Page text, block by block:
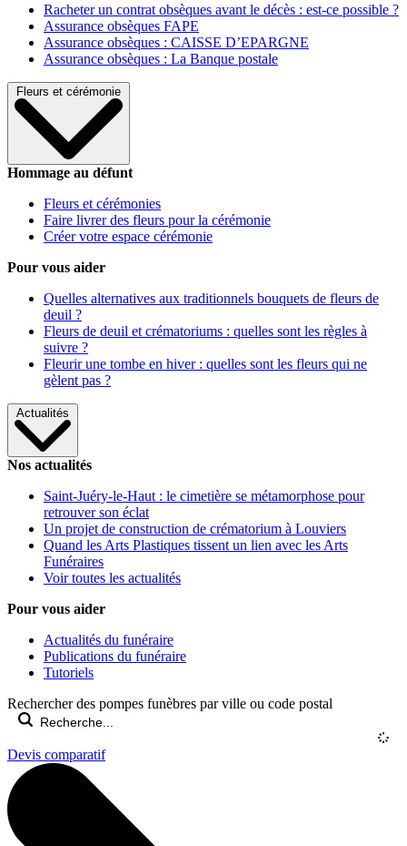
Racheter un contrat obsèques avant le décès : est-ce possible ?
Assurance obsèques FAPE
Assurance obsèques : CAISSE D’EPARGNE
Assurance obsèques : La Banque postale
Fleurs et cérémonie
Hommage au défunt
Fleurs et cérémonies
Faire livrer des fleurs pour la cérémonie
Créer votre espace cérémonie
Pour vous aider
Quelles alternatives aux traditionnels bouquets de fleurs de
deuil ?
Fleurs de deuil et crématoriums : quelles sont les règles à
suivre ?
Fleurir une tombe en hiver : quelles sont les fleurs qui ne
gèlent pas ?
Actualités
Nos actualités
Saint-Juéry-le-Haut : le cimetière se métamorphose pour
retrouver son éclat
Un projet de construction de crématorium à Louviers
Quand les Arts Plastiques tissent un lien avec les Arts
Funéraires
Voir toutes les actualités
Pour vous aider
Actualités du funéraire
Publications du funéraire
Tutoriels
Rechercher des pompes funèbres par ville ou code postal
Devis comparatif